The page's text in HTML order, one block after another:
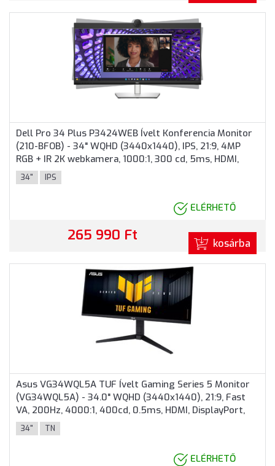
Dell Pro 34 Plus P3424WEB Ívelt Konferencia Monitor
(210-BFOB) - 34" WQHD (3440x1440), IPS, 21:9, 4MP
RGB + IR 2K webkamera, 1000:1, 300 cd, 5ms, HDMI,
DisplayPort, USB, 3 év garancia, Fekete színben
34" IPS
ELÉRHETŐ
265 990 Ft kosárba
Asus VG34WQL5A TUF Ívelt Gaming Series 5 Monitor
(VG34WQL5A) - 34.0" WQHD (3440x1440), 21:9, Fast
VA, 200Hz, 4000:1, 400cd, 0.5ms, HDMI, DisplayPort,
VESA, 3 év garancia, Fekete színben
34" TN
ELÉRHETŐ